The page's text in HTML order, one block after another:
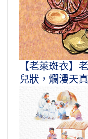
【老萊斑衣】
兒狀，爛漫天真